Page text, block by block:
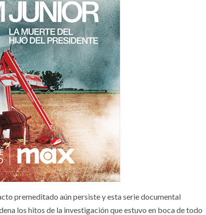
premeditado aún persiste y esta serie documental
los hitos de la investigación que estuvo en boca de todo